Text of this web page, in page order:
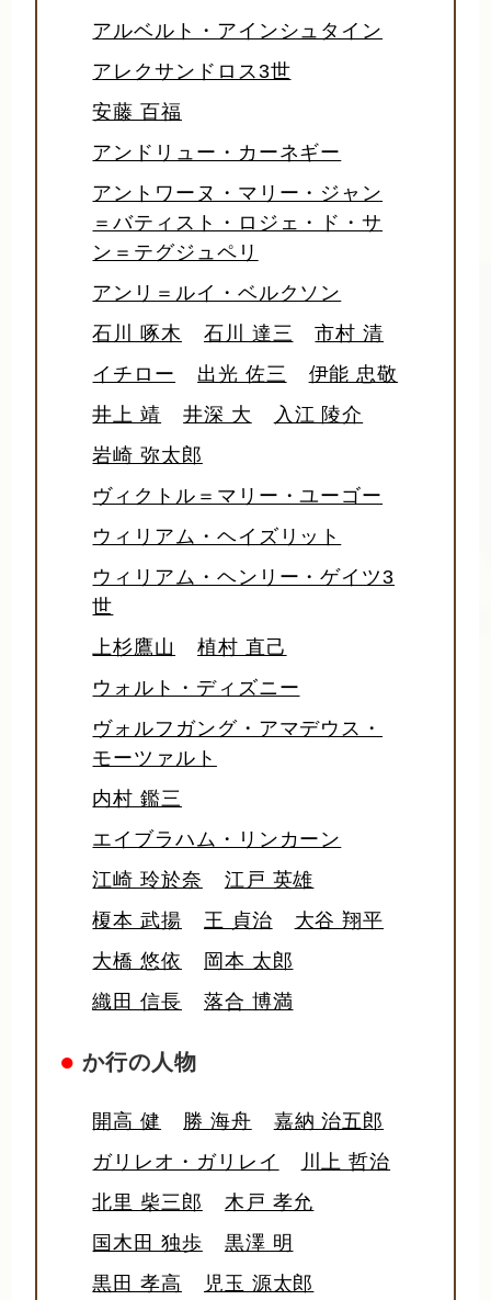
アルベルト・アインシュタイン
アレクサンドロス3世
安藤 百福
アンドリュー・カーネギー
アントワーヌ・マリー・ジャン
＝バティスト・ロジェ・ド・サ
ン＝テグジュペリ
アンリ＝ルイ・ベルクソン
石川 啄木
石川 達三
市村 清
イチロー
出光 佐三
伊能 忠敬
井上 靖
井深 大
入江 陵介
岩崎 弥太郎
ヴィクトル＝マリー・ユーゴー
ウィリアム・ヘイズリット
ウィリアム・ヘンリー・ゲイツ3
世
上杉鷹山
植村 直己
ウォルト・ディズニー
ヴォルフガング・アマデウス・
モーツァルト
内村 鑑三
エイブラハム・リンカーン
江崎 玲於奈
江戸 英雄
榎本 武揚
王 貞治
大谷 翔平
大橋 悠依
岡本 太郎
織田 信長
落合 博満
● か行の人物
開高 健 勝 海舟
嘉納 治五郎
ガリレオ・ガリレイ
川上 哲治
北里 柴三郎
木戸 孝允
国木田 独歩
黒澤 明
黒田 孝高
児玉 源太郎